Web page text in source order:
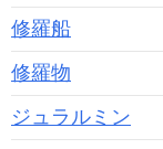
修羅船
修羅物
ジュラルミン